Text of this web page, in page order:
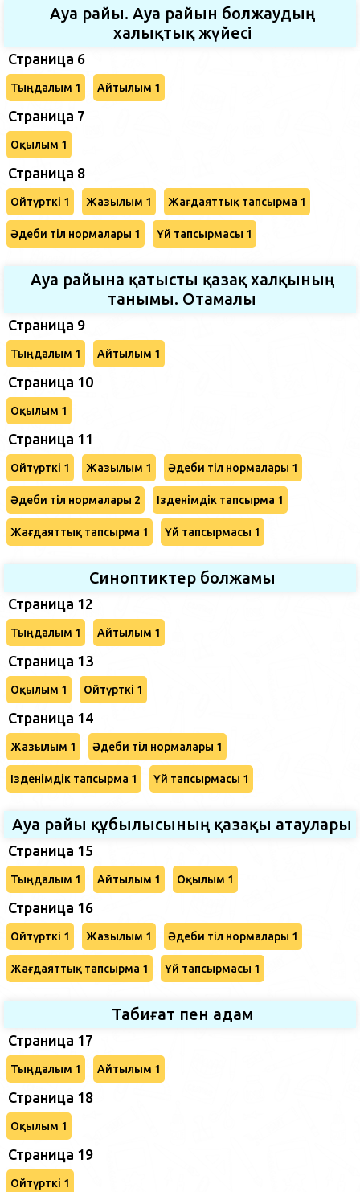
Ауа райы. Ауа райын болжаудың
халықтық жүйесі
Страница 6
Тыңдалым 1 Айтылым 1
Страница 7
Оқылым 1
Страница 8
Ойтүрткі 1 Жазылым 1 Жағдаяттық тапсырма 1
Әдеби тіл нормалары 1 Үй тапсырмасы 1
Ауа райына қатысты қазақ халқының
танымы. Отамалы
Страница 9
Тыңдалым 1 Айтылым 1
Страница 10
Оқылым 1
Страница 11
Ойтүрткі 1 Жазылым 1 Әдеби тіл нормалары 1
Әдеби тіл нормалары 2 Ізденімдік тапсырма 1
Жағдаяттық тапсырма 1 Үй тапсырмасы 1
Синоптиктер болжамы
Страница 12
Тыңдалым 1 Айтылым 1
Страница 13
Оқылым 1 Ойтүрткі 1
Страница 14
Жазылым 1 Әдеби тіл нормалары 1
Ізденімдік тапсырма 1 Үй тапсырмасы 1
Ауа райы құбылысының қазақы атаулары
Страница 15
Тыңдалым 1 Айтылым 1 Оқылым 1
Страница 16
Ойтүрткі 1 Жазылым 1 Әдеби тіл нормалары 1
Жағдаяттық тапсырма 1 Үй тапсырмасы 1
Табиғат пен адам
Страница 17
Тыңдалым 1 Айтылым 1
Страница 18
Оқылым 1
Страница 19
Ойтүрткі 1